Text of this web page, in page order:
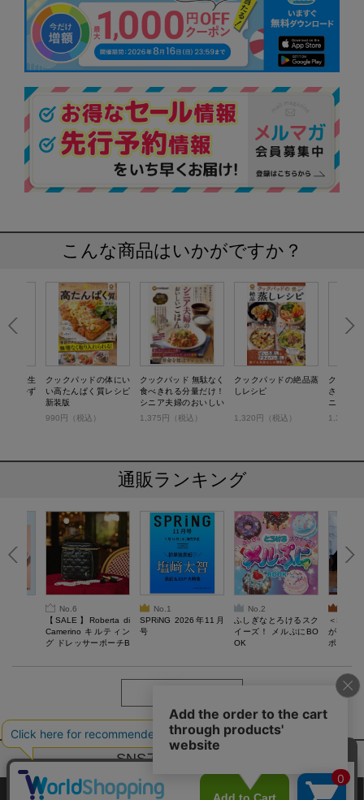
こんな商品はいかがですか？
大量生
ムおかず
クックパッドの体にい
い高たんぱく質レシピ
新装版
990円（税込）
クックパッド 無駄なく
食べきれる分量だけ！
シニア夫婦のおいしい
ごはん
1,375円（税込）
クックパッドの絶品蒸
しレシピ
1,320円（税込）
クックパ
さまに
ニアごは
1,390円
通販ランキング
No.6
【SALE】Roberta di
Camerino キルティン
グ ドレッサーポーチB
No.1
SPRiNG 2026年11月
号
No.2
ふしぎなとろけるスク
イーズ！ メルぷにBO
OK
＜SALE
がある
ポーチ
SNSアカウントー覧
サイトマップ 公式通販ご利用ガイド